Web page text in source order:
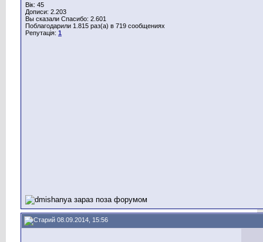
Вік: 45
Дописи: 2.203
Вы сказали Спасибо: 2.601
Поблагодарили 1.815 раз(а) в 719 сообщениях
Репутація: 1
08.09.2014, 15:56